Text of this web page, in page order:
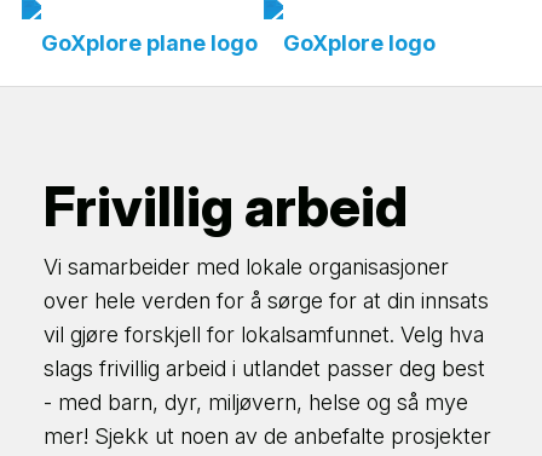
Frivillig arbeid
Vi samarbeider med lokale organisasjoner
over hele verden for å sørge for at din innsats
vil gjøre forskjell for lokalsamfunnet. Velg hva
slags frivillig arbeid i utlandet passer deg best
- med barn, dyr, miljøvern, helse og så mye
mer! Sjekk ut noen av de anbefalte prosjekter